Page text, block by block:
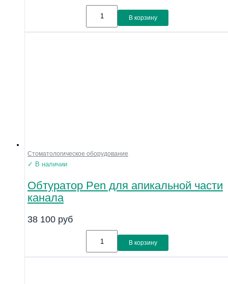
В корзину
Стоматологическое оборудование
✓ В наличии
Обтуратор Pen для апикальной части
канала
38 100 руб
В корзину